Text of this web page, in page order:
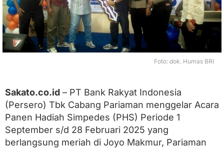
a
n
P
u
l
u
a
d
i
a
h
d
Foto: dok. Humas BRI
Sakato.co.id – PT Bank Rakyat Indonesia
(Persero) Tbk Cabang Pariaman menggelar Acara
Panen Hadiah Simpedes (PHS) Periode 1
September s/d 28 Februari 2025 yang
berlangsung meriah di Joyo Makmur, Pariaman